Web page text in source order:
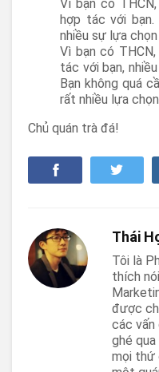
Vì bạn có
hợp tác với bạn.
nhiều sự lựa
Vì bạn có
tác với bạn,
Bạn không quá
rất nhiều lựa
Chủ quán trà đá!
Thái
Tôi là
thích
được
các vấn
ghé
mọi thứ